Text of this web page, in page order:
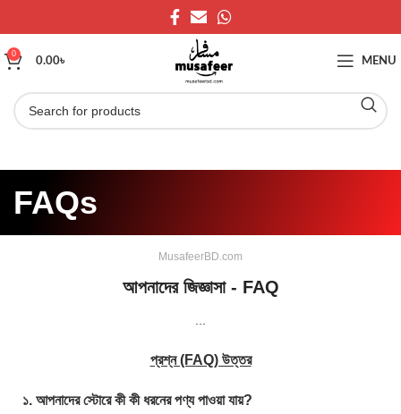
0
0.00৳ MENU
FAQs
MusafeerBD.com
আপনাদের জিজ্ঞাসা - FAQ
প্রশ্ন (FAQ) উত্তর
১. আপনাদের স্টোরে কী কী ধরনের পণ্য পাওয়া যায়?